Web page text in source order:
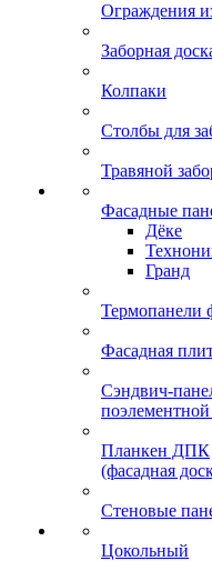
Ограждения
Заборная
Колпаки
Столбы для
Травяной
Фасадные
Дёке
Гранд
Термопанели
Фасадная
Сэндвич-
Планкен ДПК
(фасадная
Стеновые
Цокольный